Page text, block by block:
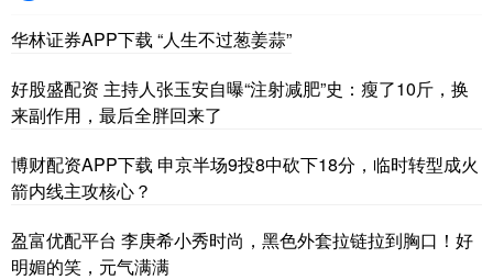
华林证券APP下载 “人生不过葱姜蒜”
好股盛配资 主持人张玉安自曝“注射减肥”史：瘦了10斤，换
来副作用，最后全胖回来了
博财配资APP下载 申京半场9投8中砍下18分，临时转型成火
箭内线主攻核心？
盈富优配平台 李庚希小秀时尚，黑色外套拉链拉到胸口！好
明媚的笑，元气满满